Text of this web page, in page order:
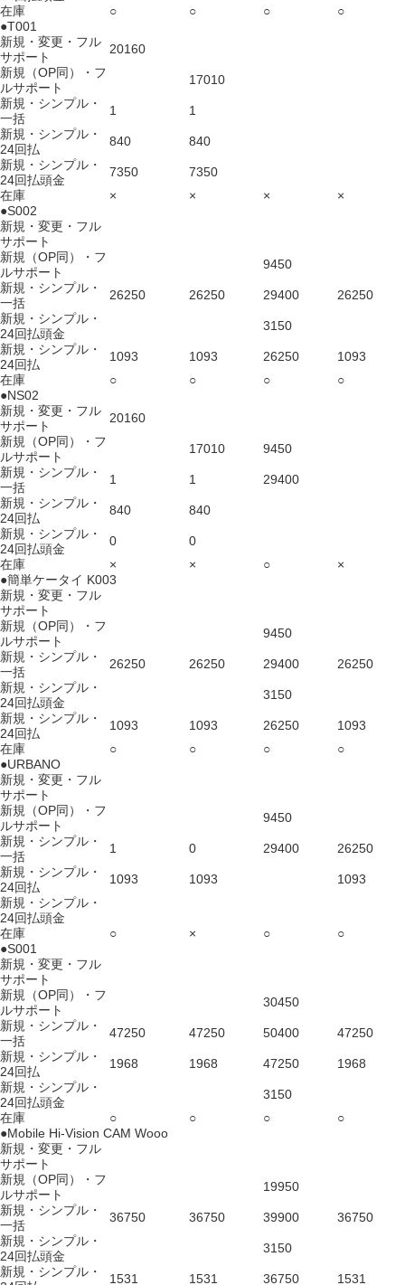
在庫
○ ○ ○
○
●T001
新規・変更・フル
サポート
20160
新規（OP同）・フ
ルサポート
17010
新規・シンプル・
一括
1
1
新規・シンプル・
24回払
840
840
新規・シンプル・
24回払頭金
7350
7350
在庫
× × ×
×
●S002
新規・変更・フル
サポート
新規（OP同）・フ
ルサポート
9450
新規・シンプル・
一括
26250 26250 29400
26250
新規・シンプル・
24回払頭金
3150
新規・シンプル・
24回払
1093 1093 26250
1093
在庫
○ ○ ○
○
●NS02
新規・変更・フル
サポート
20160
新規（OP同）・フ
ルサポート
17010
9450
新規・シンプル・
一括
1 1
29400
新規・シンプル・
24回払
840
840
新規・シンプル・
24回払頭金
0
0
在庫
× × ○
×
●簡単ケータイ K003
新規・変更・フル
サポート
新規（OP同）・フ
ルサポート
9450
新規・シンプル・
一括
26250 26250 29400
26250
新規・シンプル・
24回払頭金
3150
新規・シンプル・
24回払
1093 1093 26250
1093
在庫
○ ○ ○
○
●URBANO
新規・変更・フル
サポート
新規（OP同）・フ
ルサポート
9450
新規・シンプル・
一括
1 0 29400
26250
新規・シンプル・
24回払
1093 1093
1093
新規・シンプル・
24回払頭金
在庫
○ × ○
○
●S001
新規・変更・フル
サポート
新規（OP同）・フ
ルサポート
30450
新規・シンプル・
一括
47250 47250 50400
47250
新規・シンプル・
24回払
1968 1968 47250
1968
新規・シンプル・
24回払頭金
3150
在庫
○ ○ ○
○
●Mobile Hi-Vision CAM Wooo
新規・変更・フル
サポート
新規（OP同）・フ
ルサポート
19950
新規・シンプル・
一括
36750 36750 39900
36750
新規・シンプル・
24回払頭金
3150
新規・シンプル・
1531 1531 36750 1531